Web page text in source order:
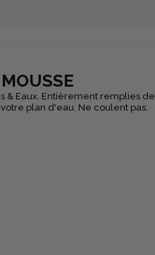
& Eaux. Entièrement remplies de
plan d'eau. Ne coulent pas.